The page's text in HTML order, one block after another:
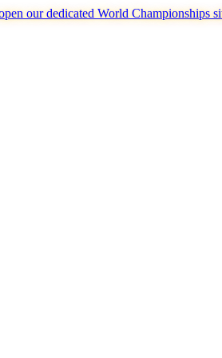
our dedicated World Championships